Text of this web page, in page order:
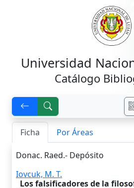
Universidad
Catálogo
Ficha Por Áreas
Donac. Raed.- Depósito
Iovcuk, M. T.
Los falsificadores de la